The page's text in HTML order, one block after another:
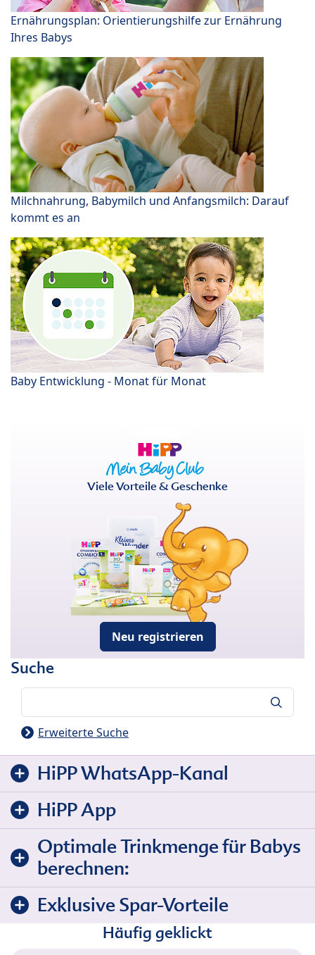
Ernährungsplan: Orientierungshilfe zur Ernährung
Ihres Babys
Milchnahrung, Babymilch und Anfangsmilch: Darauf
kommt es an
Baby Entwicklung - Monat für Monat
Viele Vorteile & Geschenke
Neu registrieren
Suche
Erweiterte Suche
HiPP WhatsApp-Kanal
HiPP App
Optimale Trinkmenge für Babys
berechnen:
Exklusive Spar-Vorteile
Häufig geklickt